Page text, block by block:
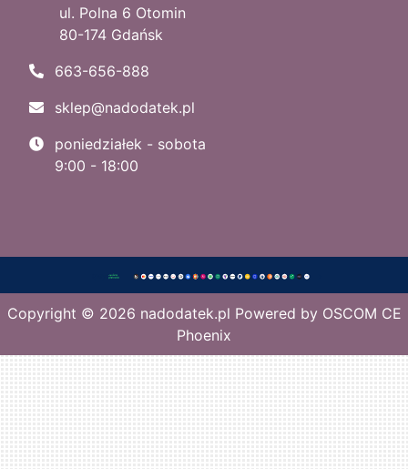
ul. Polna 6 Otomin
80-174 Gdańsk
663-656-888
sklep@nadodatek.pl
poniedziałek - sobota
9:00 - 18:00
Copyright © 2026 nadodatek.pl Powered by OSCOM CE
Phoenix